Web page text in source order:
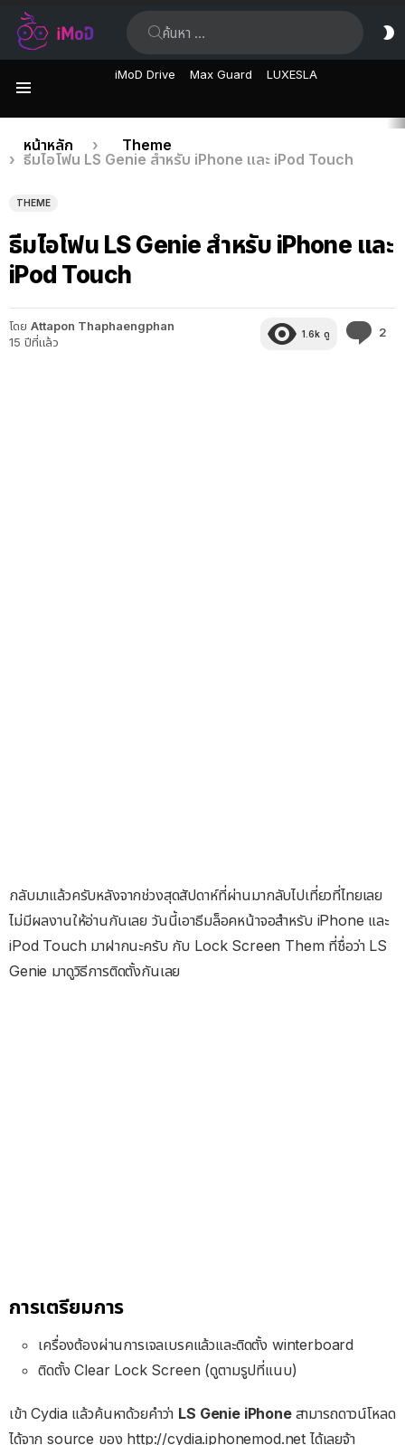
iMoD Drive Max Guard LUXESLA
เรื่อง
ล่าสุด
คุณอยู่ที่นี่:
หน้าหลัก
Theme
ธีมไอโฟน LS Genie สำหรับ iPhone และ iPod Touch
THEME
ธีมไอโฟน LS Genie สำหรับ iPhone และ
iPod Touch
โดย Attapon Thaphaengphan
15 ปีที่แล้ว
1.6k ดู 2
กลับมาแล้วครับหลังจากช่วงสุดสัปดาห์ที่ผ่านมากลับไปเที่ยวที่ไทยเลย
ไม่มีผลงานให้อ่านกันเลย วันนี้เอาธีมล็อคหน้าจอสำหรับ iPhone และ
iPod Touch มาฝากนะครับ กับ Lock Screen Them ที่ชื่อว่า LS
Genie มาดูวิธีการติดตั้งกันเลย
การเตรียมการ
เครื่องต้องผ่านการเจลเบรคแล้วและติดตั้ง winterboard
ติดตั้ง Clear Lock Screen (ดูตามรูปที่แนบ)
เข้า Cydia แล้วค้นหาด้วยคำว่า LS Genie iPhone สามารถดาวน์โหลด
ได้จาก source ของ http://cydia.iphonemod.net ได้เลยจ้า